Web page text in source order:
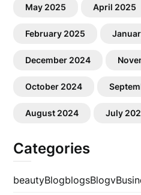
May 2025 April 2025
February 2025
December 2024
October 2024
August 2024 July
Categories
beautyBlogblogsBlogv